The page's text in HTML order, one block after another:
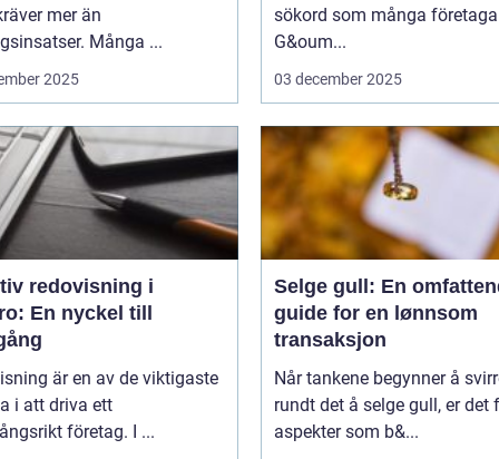
mer än
Många ...
2025
sökord som många
G&oum...
03 december 2025
redovisning i
En nyckel till
är en av de viktigaste
i att driva ett
företag. I ...
Selge gull: En
guide for en lønnsom
transaksjon
Når tankene begynner å
rundt det å selge gull, er det
aspekter som b&...